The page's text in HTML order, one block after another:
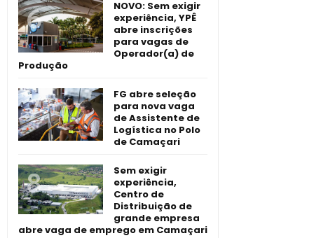
NOVO: Sem exigir
experiência, YPÊ
abre inscrições
para vagas de
Operador(a) de
Produção
FG abre seleção
para nova vaga
de Assistente de
Logística no Polo
de Camaçari
Sem exigir
experiência,
Centro de
Distribuição de
grande empresa
abre vaga de emprego em Camaçari